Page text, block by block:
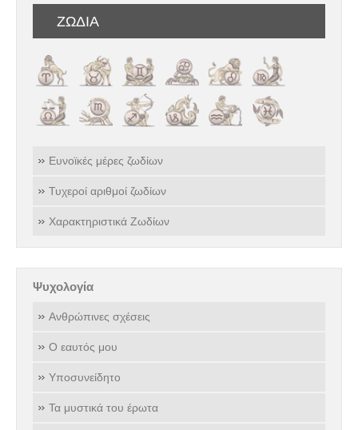
ΖΩΔΙΑ
Ευνοϊκές μέρες ζωδίων
Τυχεροί αριθμοί ζωδίων
Χαρακτηριστικά Ζωδίων
Ψυχολογία
Ανθρώπινες σχέσεις
Ο εαυτός μου
Υποσυνείδητο
Τα μυστικά του έρωτα